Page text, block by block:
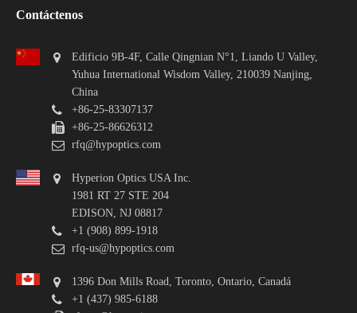
Contáctenos
Edificio 9B-4F, Calle Qingnian N°1, Liando U Valley,
Yuhua International Wisdom Valley, 210039 Nanjing,
China
+86-25-83307137
+86-25-86626312
rfq@hypoptics.com
Hyperion Optics USA Inc.
1981 RT 27 STE 204
EDISON, NJ 08817
+1 (908) 899-1918
rfq-us@hypoptics.com
1396 Don Mills Road, Toronto, Ontario, Canadá
+1 (437) 985-6188